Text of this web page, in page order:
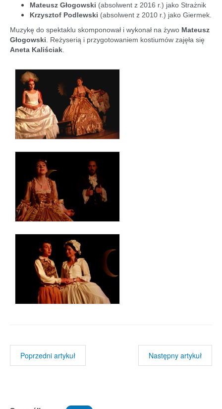
Mateusz Głogowski (absolwent z 2016 r.) jako Strażnik
Krzysztof Podlewski (absolwent z 2010 r.) jako Giermek.
Muzykę do spektaklu skomponował i wykonał na żywo Mateusz
Głogowski . Reżyserią i przygotowaniem kostiumów zajęła się
Aneta Kaliściak
Poprzedni artykuł Następny artykuł